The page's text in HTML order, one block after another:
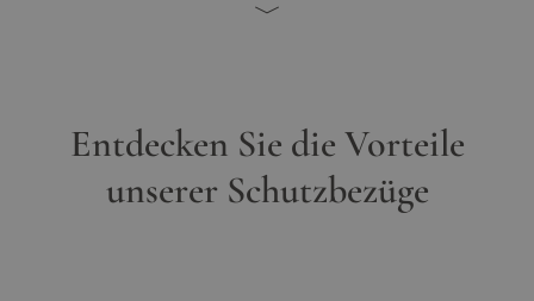
Entdecken Sie die Vorteile
unserer Schutzbezüge